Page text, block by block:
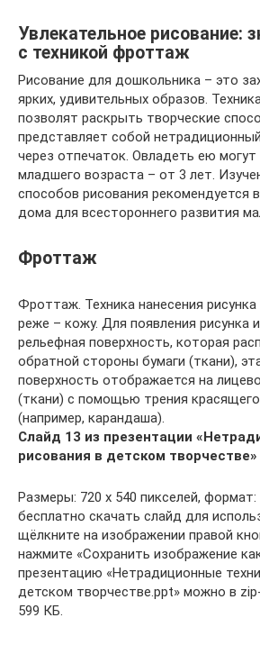
Увлекательное рисование:
с техникой фроттаж
Рисование для дошкольника – это
ярких, удивительных образов.
позволят раскрыть творческие
представляет собой
через отпечаток. Овладеть ею
младшего возраста – от 3 лет.
способов рисования рекомендуется
дома для всестороннего развития
Фроттаж
Фроттаж. Техника нанесения рисунка
реже – кожу. Для появления рисунка
рельефная поверхность, которая
обратной стороны бумаги (ткани),
поверхность отображается на
(ткани) с помощью трения
(например, карандаша).
Слайд 13 из презентации
рисования в детском творчестве»
Размеры: 720 х 540 пикселей,
бесплатно скачать слайд для
щёлкните на изображении правой
нажмите «Сохранить изображение
презентацию «Нетрадиционные
детском творчестве.ppt» можно в
599 КБ.